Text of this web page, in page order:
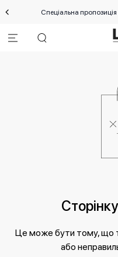
Спеціальна
Це може бути тому, що
або